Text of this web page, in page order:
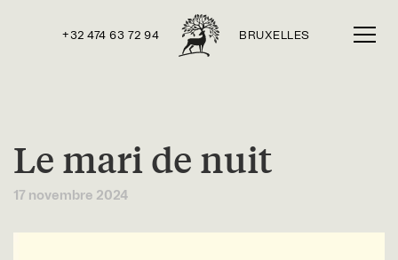
+32 474 63 72 94 BRUXELLES
Le mari de nuit
17 novembre 2024